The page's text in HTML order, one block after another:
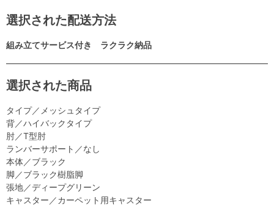
選択された配送方法
組み立てサービス付き ラクラク納品
選択された商品
タイプ／メッシュタイプ
背／ハイバックタイプ
肘／T型肘
ランバーサポート／なし
本体／ブラック
脚／ブラック樹脂脚
張地／ディープグリーン
キャスター／カーペット用キャスター